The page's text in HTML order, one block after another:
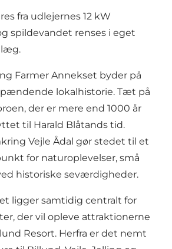
fra udlejernes 12 kW
spildevandet renses i eget
Farmer Annekset byder på
lokalhistorie. Tæt på
der er mere end 1000 år
til Harald Blåtands tid.
Vejle Ådal gør stedet til et
for naturoplevelser, små
historiske seværdigheder.
ligger samtidig centralt for
der vil opleve attraktionerne
Resort. Herfra er det nemt